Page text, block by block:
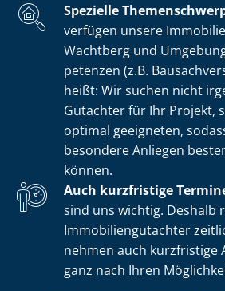
Spezielle
verfügen unsere
Wachtberg und
pe­ten­zen (z.B.
heißt: Wir suchen nicht
Gutachter für Ihr Projekt,
optimal geeigneten,
besondere Anliegen
können.
Auch kurzfristige
sind uns wichtig. Deshalb
Im­mo­bi­li­en­gut­ach­ter
nehmen auch kurzfristige
ganz nach Ihren